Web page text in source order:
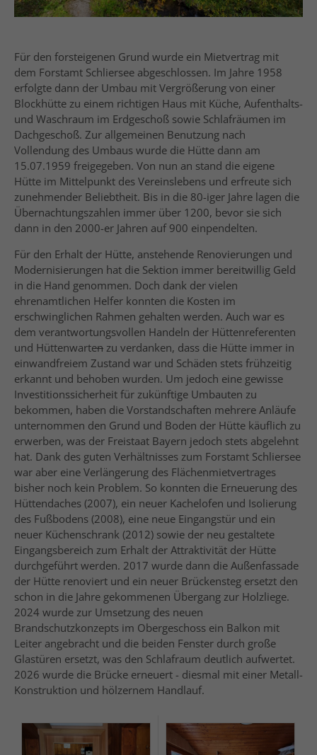
Für den forsteigenen Grund wurde ein Mietvertrag mit
dem Forstamt Schliersee abgeschlossen. Im Jahre 1958
erfolgte dann der Umbau mit Vergrößerung von einer
Blockhütte zu einem richtigen Haus mit Küche, Aufenthalts-
und Waschraum im Erdgeschoß sowie Schlafräumen im
Dachgeschoß. Zur allgemeinen Benutzung nach
Vollendung des Umbaus wurde die Hütte dann am
15.07.1959 freigegeben. Von nun an stand die eigene
Hütte im Mittelpunkt des Vereinslebens und erfreute sich
zunehmender Beliebtheit. Bis in die 80-iger Jahre lagen die
Übernachtungszahlen immer über 1200, bevor sie sich
dann in den 2000-er Jahren auf 900 einpendelten.
Für den Erhalt der Hütte, anstehende Renovierungen und
Modernisierungen hat die Sektion immer bereitwillig Geld
in die Hand genommen. Doch dank der vielen
ehrenamtlichen Helfer konnten die Kosten im
erschwinglichen Rahmen gehalten werden. Auch war es
dem verantwortungsvollen Handeln der Hüttenreferenten
und Hüttenwarten zu verdanken, dass die Hütte immer in
einwandfreiem Zustand war und Schäden stets frühzeitig
erkannt und behoben wurden. Um jedoch eine gewisse
Investitionssicherheit für zukünftige Umbauten zu
bekommen, haben die Vorstandschaften mehrere Anläufe
unternommen den Grund und Boden der Hütte käuflich zu
erwerben, was der Freistaat Bayern jedoch stets abgelehnt
hat. Dank des guten Verhältnisses zum Forstamt Schliersee
war aber eine Verlängerung des Flächenmietvertrages
bisher noch kein Problem. So konnten die Erneuerung des
Hüttendaches (2007), ein neuer Kachelofen und Isolierung
des Fußbodens (2008), eine neue Eingangstür und ein
neuer Küchenschrank (2012) sowie der neu gestaltete
Eingangsbereich zum Erhalt der Attraktivität der Hütte
durchgeführt werden. 2017 wurde dann die Außenfassade
der Hütte renoviert und ein neuer Brückensteg ersetzt den
schon in die Jahre gekommenen Übergang zur Holzliege.
2024 wurde zur Umsetzung des neuen
Brandschutzkonzepts im Obergeschoss ein Balkon mit
Leiter angebracht und die beiden Fenster durch große
Glastüren ersetzt, was den Schlafraum deutlich aufwertet.
2026 wurde die Brücke erneuert - diesmal mit einer Metall-
Konstruktion und hölzernem Handlauf.